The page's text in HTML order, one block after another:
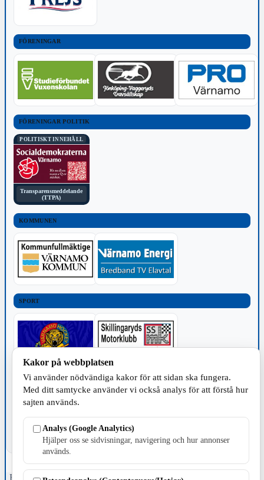
FÖRENINGAR
FÖRENINGAR POLITIK
POLITISKT INNEHÅLL
Transparensmeddelande
(TTPA)
KOMMUNEN
SPORT
TILLVERKNING
Fristående webbtidningsföretag grundat 1991 som sedan 2002 ger
Kakor på webbplatsen
Vi använder nödvändiga kakor för att sidan ska fungera.
Med ditt samtycke använder vi också analys för att förstå hur
sajten används.
Analys (Google Analytics)
Hjälper oss se sidvisningar, navigering och hur annonser
används.